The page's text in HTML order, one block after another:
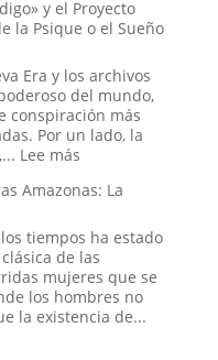
Blanca
o
Mito
más
Perverso?
Ritual
del
del
Mundo:
Dentro
de
donde
Decide
la
Hora
del
Apocalipsis
y el Proyecto
la Psique o el Sueño
Era y los archivos
del mundo,
conspiración más
Por un lado, la
Lee más:
«Niños
y
el
Proyecto
Stargate:
¿La
Amazonas: La
tiempos ha estado
de las
mujeres que se
los hombres no
la existencia de...